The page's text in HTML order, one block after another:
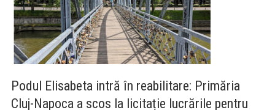
Podul Elisabeta intră în reabilitare: Primăria
Cluj-Napoca a scos la licitație lucrările pentru